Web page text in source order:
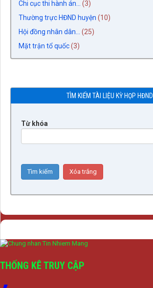
Chi cục thi hành án...
(3)
Thường trực HĐND huyện (10)
Hội đồng nhân dân...
(25)
Mặt trận tổ quốc(3)
TÌM KIẾM TÀI LIỆU KỲ HỌP HĐND
Từ khóa
THỐNG KÊ TRUY CẬP